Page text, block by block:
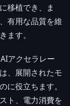
移植でき、ま
有用な品質を維
ます。
アクセラレー
、展開されたモ
に役立ちます。
ト、電力消費を